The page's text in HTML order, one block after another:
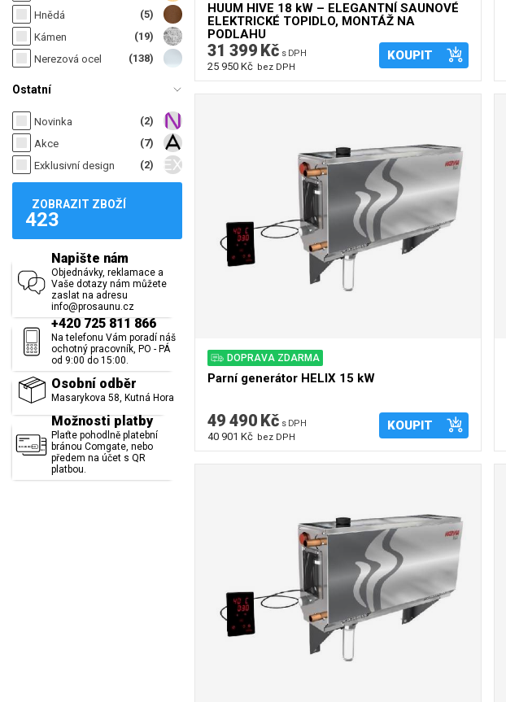
(5)
Hnědá
(19)
Kámen
(138)
Nerezová ocel
Ostatní
(2)
Novinka
(7)
Akce
(2)
Exklusivní design
ZOBRAZIT ZBOŽÍ
423
Napište nám
Objednávky, reklamace a
Vaše dotazy nám můžete
zaslat na adresu
info@prosaunu.cz
+420 725 811 866
Na telefonu Vám poradí náš
ochotný pracovník, PO - PÁ
od 9:00 do 15:00.
Osobní odběr
Masarykova 58, Kutná Hora
Možnosti platby
Plaťte pohodlně platební
bránou Comgate, nebo
předem na účet s QR
platbou.
HUUM HIVE 18 kW – ELEGANTNÍ SAUNOVÉ
ELEKTRICKÉ TOPIDLO, MONTÁŽ NA
PODLAHU
31 399 Kč s DPH
25 950 Kč bez DPH
KOUPIT
DOPRAVA ZDARMA
Parní generátor HELIX 15 kW
49 490 Kč s DPH
40 901 Kč bez DPH
KOUPIT